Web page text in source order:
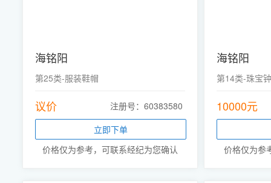
海铭阳
第25类-服装鞋帽
议价
注册号：60383580
立即下单
价格仅为参考，可联系经纪为您确认
海铭阳
第14类-珠宝
10000元
价格仅为参